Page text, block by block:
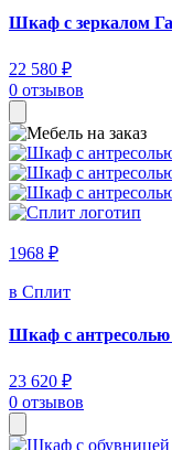
Шкаф с зеркалом
22 580 ₽
0 отзывов
1968 ₽
в Сплит
Шкаф с
23 620 ₽
0 отзывов